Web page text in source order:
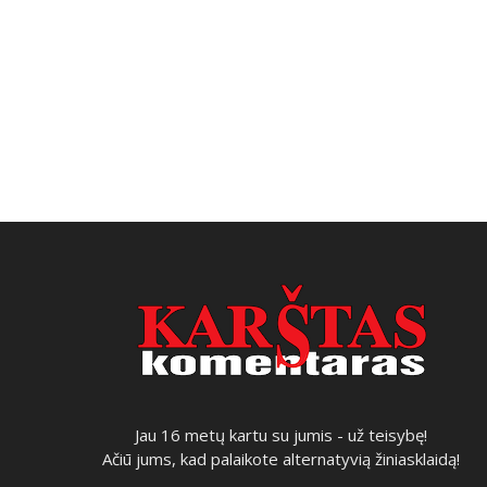
Jau 16 metų kartu su jumis - už teisybę!
Ačiū jums, kad palaikote alternatyvią žiniasklaidą!